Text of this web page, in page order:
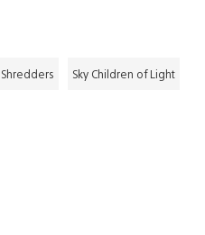
Shredders Sky Children of Light